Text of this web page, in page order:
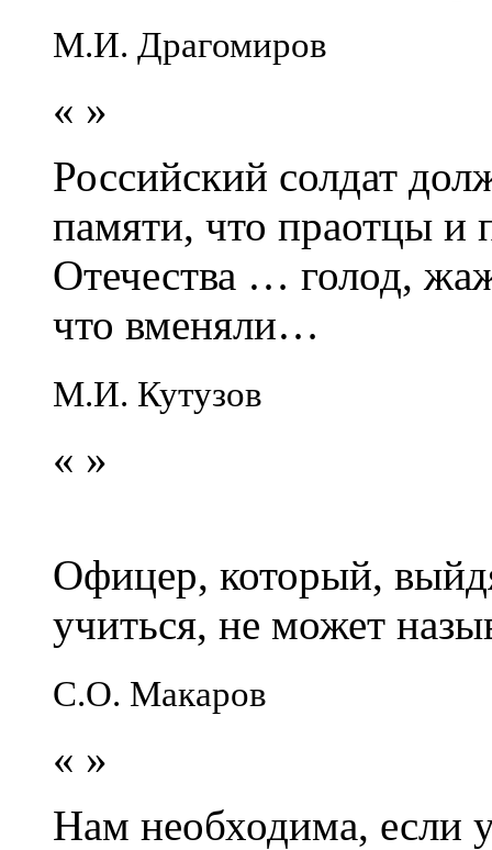
М.И. Драгомиров
« »
Российский солдат
памяти, что праотцы и
Отечества … голод,
что вменяли…
М.И. Кутузов
« »
Офицер, который,
учиться, не может
С.О. Макаров
« »
Нам необходима, если